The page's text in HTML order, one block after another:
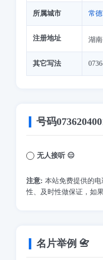
所属城市 常
注册地址 湖
其它写法
号码
无人接听 😑
注意: 本站免费提供的
性、及时性做保证，如
名片举例 📇